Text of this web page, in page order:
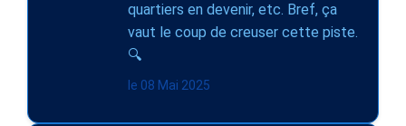
quartiers en devenir, etc. Bref, ça
vaut le coup de creuser cette piste.
🔍
le 08 Mai 2025